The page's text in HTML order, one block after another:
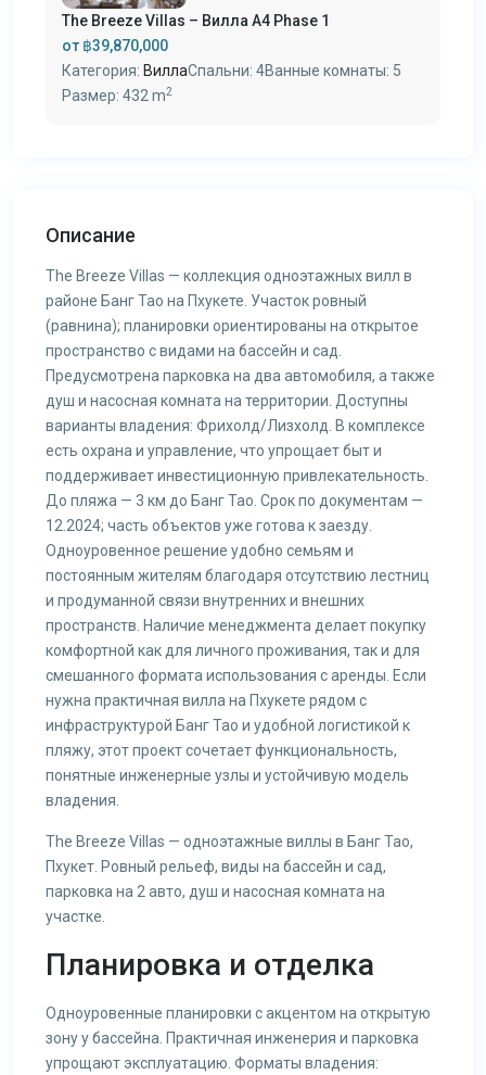
The Breeze Villas – Вилла A4 Phase 1
от ฿39,870,000
Категория: ВиллаСпальни: 4Ванные комнаты: 5
Размер: 432 m2
Описание
The Breeze Villas — коллекция одноэтажных вилл в
районе Банг Тао на Пхукете. Участок ровный
(равнина); планировки ориентированы на открытое
пространство с видами на бассейн и сад.
Предусмотрена парковка на два автомобиля, а также
душ и насосная комната на территории. Доступны
варианты владения: Фрихолд/Лизхолд. В комплексе
есть охрана и управление, что упрощает быт и
поддерживает инвестиционную привлекательность.
До пляжа — 3 км до Банг Тао. Срок по документам —
12.2024; часть объектов уже готова к заезду.
Одноуровенное решение удобно семьям и
постоянным жителям благодаря отсутствию лестниц
и продуманной связи внутренних и внешних
пространств. Наличие менеджмента делает покупку
комфортной как для личного проживания, так и для
смешанного формата использования с аренды. Если
нужна практичная вилла на Пхукете рядом с
инфраструктурой Банг Тао и удобной логистикой к
пляжу, этот проект сочетает функциональность,
понятные инженерные узлы и устойчивую модель
владения.
The Breeze Villas — одноэтажные виллы в Банг Тао,
Пхукет. Ровный рельеф, виды на бассейн и сад,
парковка на 2 авто, душ и насосная комната на
участке.
Планировка и отделка
Одноуровенные планировки с акцентом на открытую
зону у бассейна. Практичная инженерия и парковка
упрощают эксплуатацию. Форматы владения: